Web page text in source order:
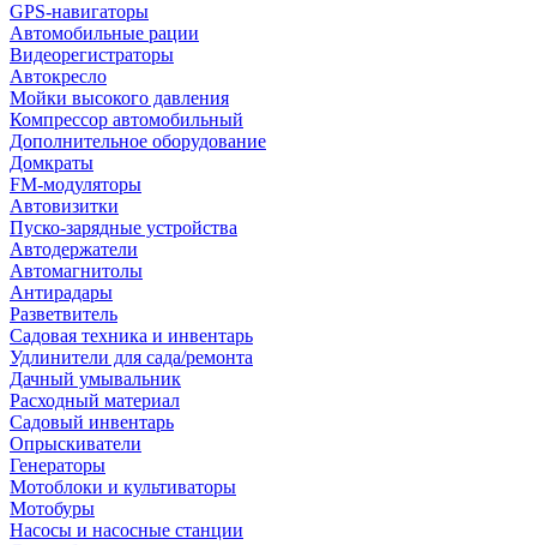
GPS-навигаторы
Автомобильные рации
Видеорегистраторы
Автокресло
Мойки высокого давления
Компрессор автомобильный
Дополнительное оборудование
Домкраты
FM-модуляторы
Автовизитки
Пуско-зарядные устройства
Автодержатели
Автомагнитолы
Антирадары
Разветвитель
Садовая техника и инвентарь
Удлинители для сада/ремонта
Дачный умывальник
Расходный материал
Садовый инвентарь
Опрыскиватели
Генераторы
Мотоблоки и культиваторы
Мотобуры
Насосы и насосные станции